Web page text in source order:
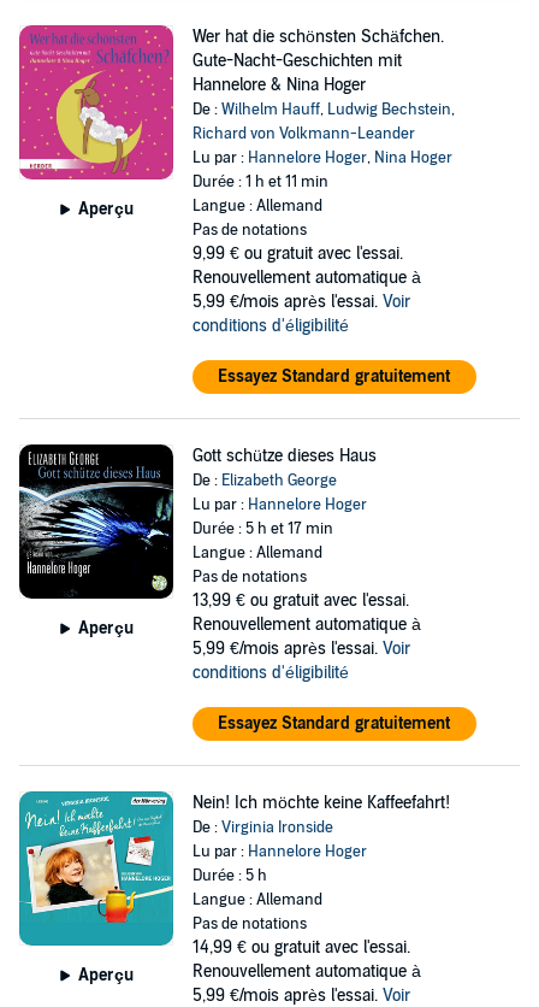
Aperçu
Wer hat die schönsten Schäfchen.
Gute-Nacht-Geschichten mit
Hannelore & Nina Hoger
De :Wilhelm Hauff, Ludwig Bechstein,
Richard von Volkmann-Leander
Lu par : Hannelore Hoger, Nina Hoger
Durée : 1 h et 11 min
Langue : Allemand
Pas de notations
9,99 € ou gratuit avec l'essai.
Renouvellement automatique à
5,99 €/mois après l'essai. Voir
conditions d'éligibilité
Essayez Standard gratuitement
Aperçu
Gott schütze dieses Haus
De : Elizabeth George
Lu par : Hannelore Hoger
Durée : 5 h et 17 min
Langue : Allemand
Pas de notations
13,99 € ou gratuit avec l'essai.
Renouvellement automatique à
5,99 €/mois après l'essai. Voir
conditions d'éligibilité
Essayez Standard gratuitement
Aperçu
Nein! Ich möchte keine Kaffeefahrt!
De :Virginia Ironside
Lu par : Hannelore Hoger
Durée : 5 h
Langue : Allemand
Pas de notations
14,99 € ou gratuit avec l'essai.
Renouvellement automatique à
5,99 €/mois après l'essai. Voir